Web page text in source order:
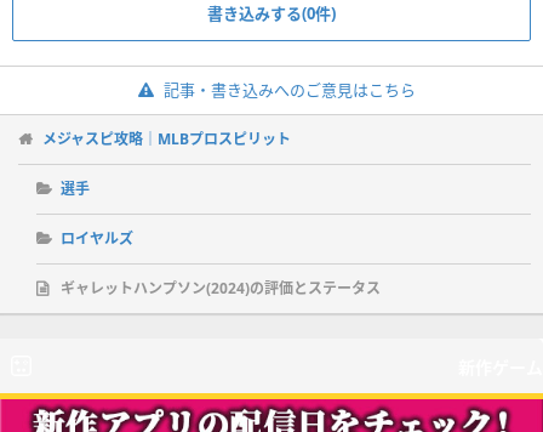
書き込みする(0件)
記事・書き込みへのご意見はこちら
メジャスピ攻略｜MLBプロスピリット
選手
ロイヤルズ
ギャレットハンプソン(2024)の評価とステータス